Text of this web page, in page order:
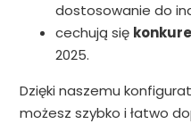
dostosowanie do
cechują się
2025.
Dzięki naszemu
możesz szybko i łatwo